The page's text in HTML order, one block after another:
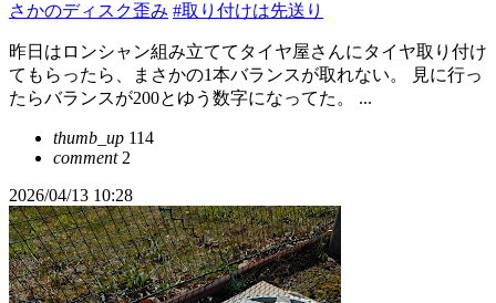
さかのディスク歪み #取り付けは先送り
昨日はロンシャン組み立ててタイヤ屋さんにタイヤ取り付け
てもらったら、まさかの1本バランスが取れない。 見に行っ
たらバランスが200とゆう数字になってた。 ...
thumb_up 114
comment2
2026/04/13 10:28